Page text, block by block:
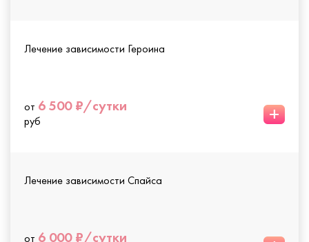
Лечение зависимости Героина
от 6 500 ₽/сутки
руб +
Лечение зависимости Спайса
от 6 000 ₽/сутки